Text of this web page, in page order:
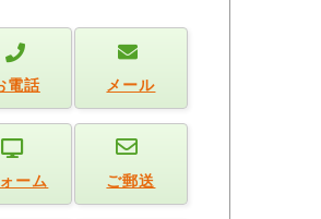
電話 メール
ーム ご郵送